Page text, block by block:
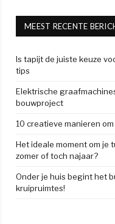
MEEST RECENTE
Is tapijt de juiste keuze
tips
Elektrische
bouwproject
10 creatieve manieren
Het ideale moment om je
zomer of toch najaar?
Onder je huis begint het
kruipruimtes!